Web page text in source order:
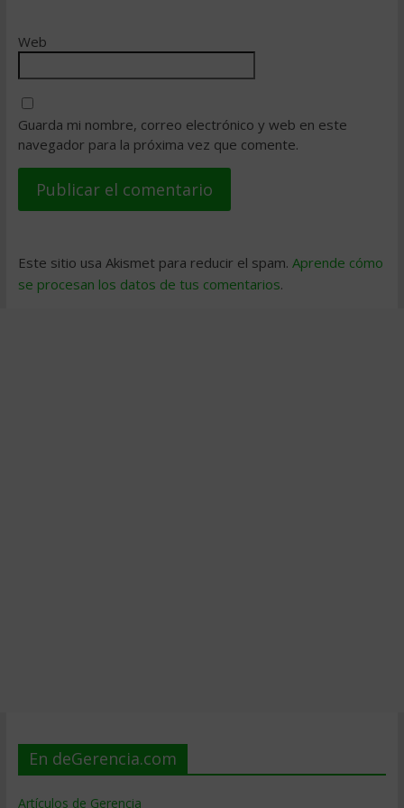
Web
Guarda mi nombre, correo electrónico y web en este
navegador para la próxima vez que comente.
Este sitio usa Akismet para reducir el spam. Aprende cómo
se procesan los datos de tus comentarios.
En deGerencia.com
Artículos de Gerencia